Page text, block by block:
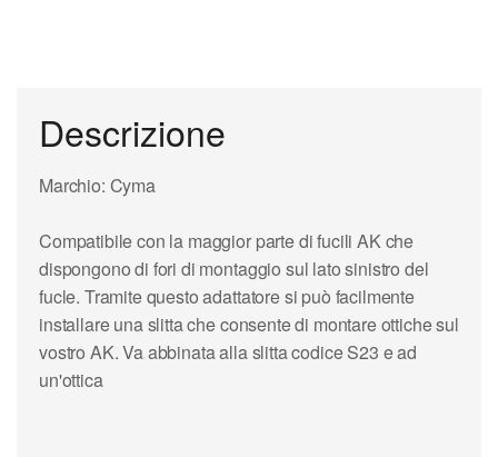
Descrizione
Marchio: Cyma
Compatibile con la maggior parte di fucili AK che
dispongono di fori di montaggio sul lato sinistro del
fucle. Tramite questo adattatore si può facilmente
installare una slitta che consente di montare ottiche sul
vostro AK. Va abbinata alla slitta codice S23 e ad
un'ottica